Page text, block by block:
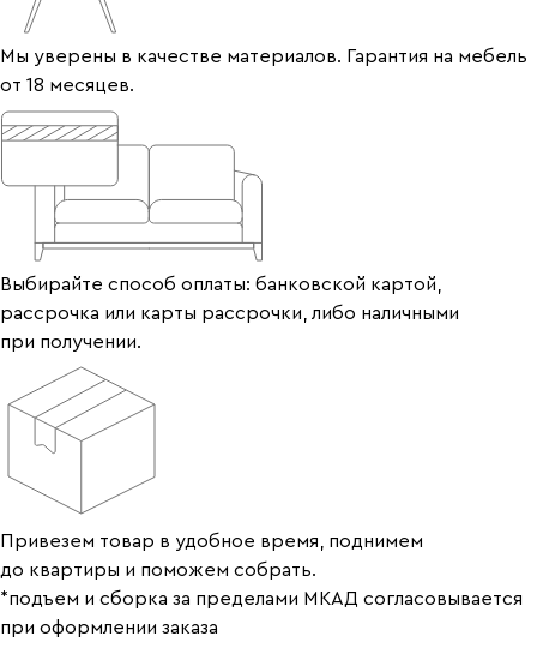
Мы уверены в качестве материалов. Гарантия на мебель
от 18 месяцев.
Выбирайте способ оплаты: банковской картой,
рассрочка или карты рассрочки, либо наличными
при получении.
Привезем товар в удобное время, поднимем
до квартиры и поможем собрать.
*подъем и сборка за пределами МКАД согласовывается
при оформлении заказа